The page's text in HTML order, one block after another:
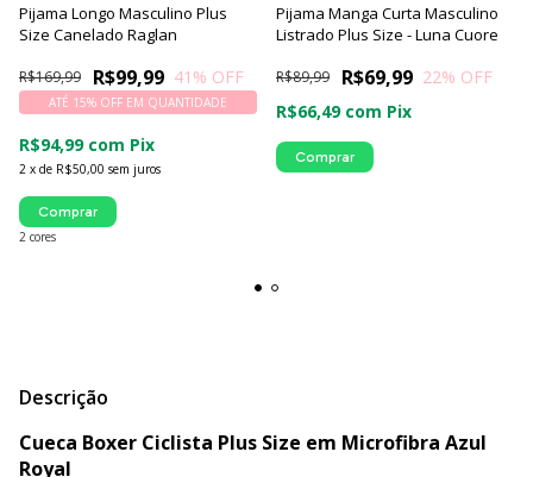
Pijama Longo Masculino Plus
Size Canelado Raglan
R$99,99
R$169,99 41 % OFF
2 x de R$50,00 sem juros
ATÉ 15% OFF EM QUANTIDADE
R$94,99 com Pix
2 cores
Comprar
Pijama Manga Curta Masculino
Listrado Plus Size - Luna Cuore
R$69,99
R$89,99 22% OFF
R$66,49 com Pix
Comprar
Descrição
Cueca Boxer Ciclista Plus Size em Microfibra Azul
Royal